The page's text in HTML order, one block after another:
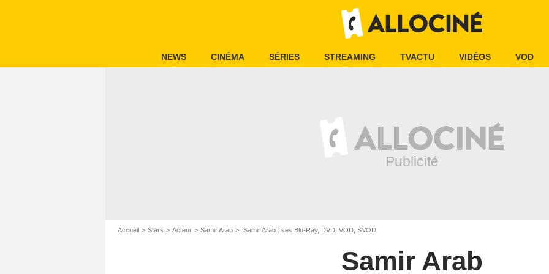
NEWS CINÉMA SÉRIES STREAMING TVACTU VIDÉOS VOD
Accueil Stars Acteur Samir Arab Samir Arab : ses Blu-Ray, DVD, VOD, SVOD
Samir Arab